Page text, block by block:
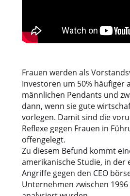
Frauen werden als
Investoren um 50% häufiger
männlichen Pendants und
dann, wenn sie gute
vorlegen. Damit sind die
Reflexe gegen Frauen in
offengelegt.
Zu diesem Befund kommt
amerikanische Studie, in der
Angriffe gegen den CEO
Unternehmen zwischen